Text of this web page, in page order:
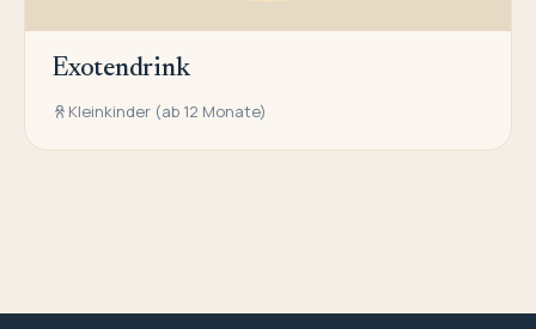
Exotendrink
Kleinkinder (ab 12 Monate)